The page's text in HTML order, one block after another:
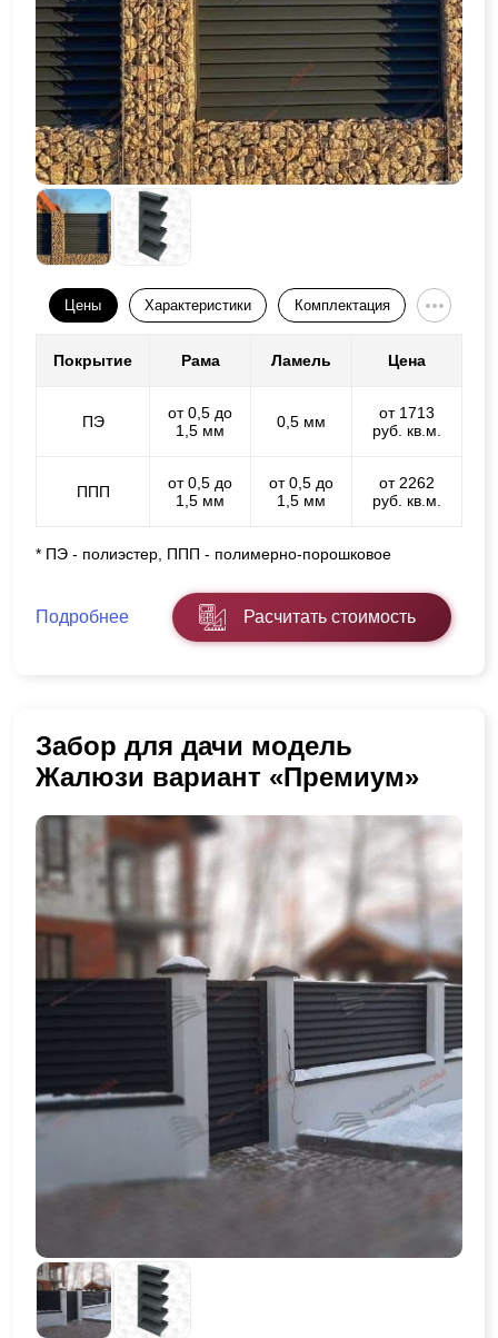
Цены Характеристики Комплектация
Покрытие Рама Ламель Цена
ПЭ
от 0,5 до
1,5 мм
0,5 мм
от 1713
руб. кв.м.
ППП
от 0,5 до
1,5 мм
от 0,5 до
1,5 мм
от 2262
руб. кв.м.
* ПЭ - полиэстер, ППП - полимерно-порошковое
Подробнее Расчитать стоимость
Забор для дачи модель
Жалюзи вариант «Премиум»